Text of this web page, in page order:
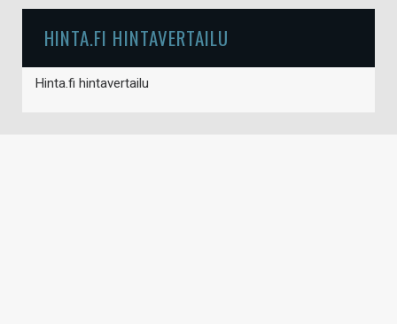
HINTA.FI HINTAVERTAILU
Hinta.fi hintavertailu